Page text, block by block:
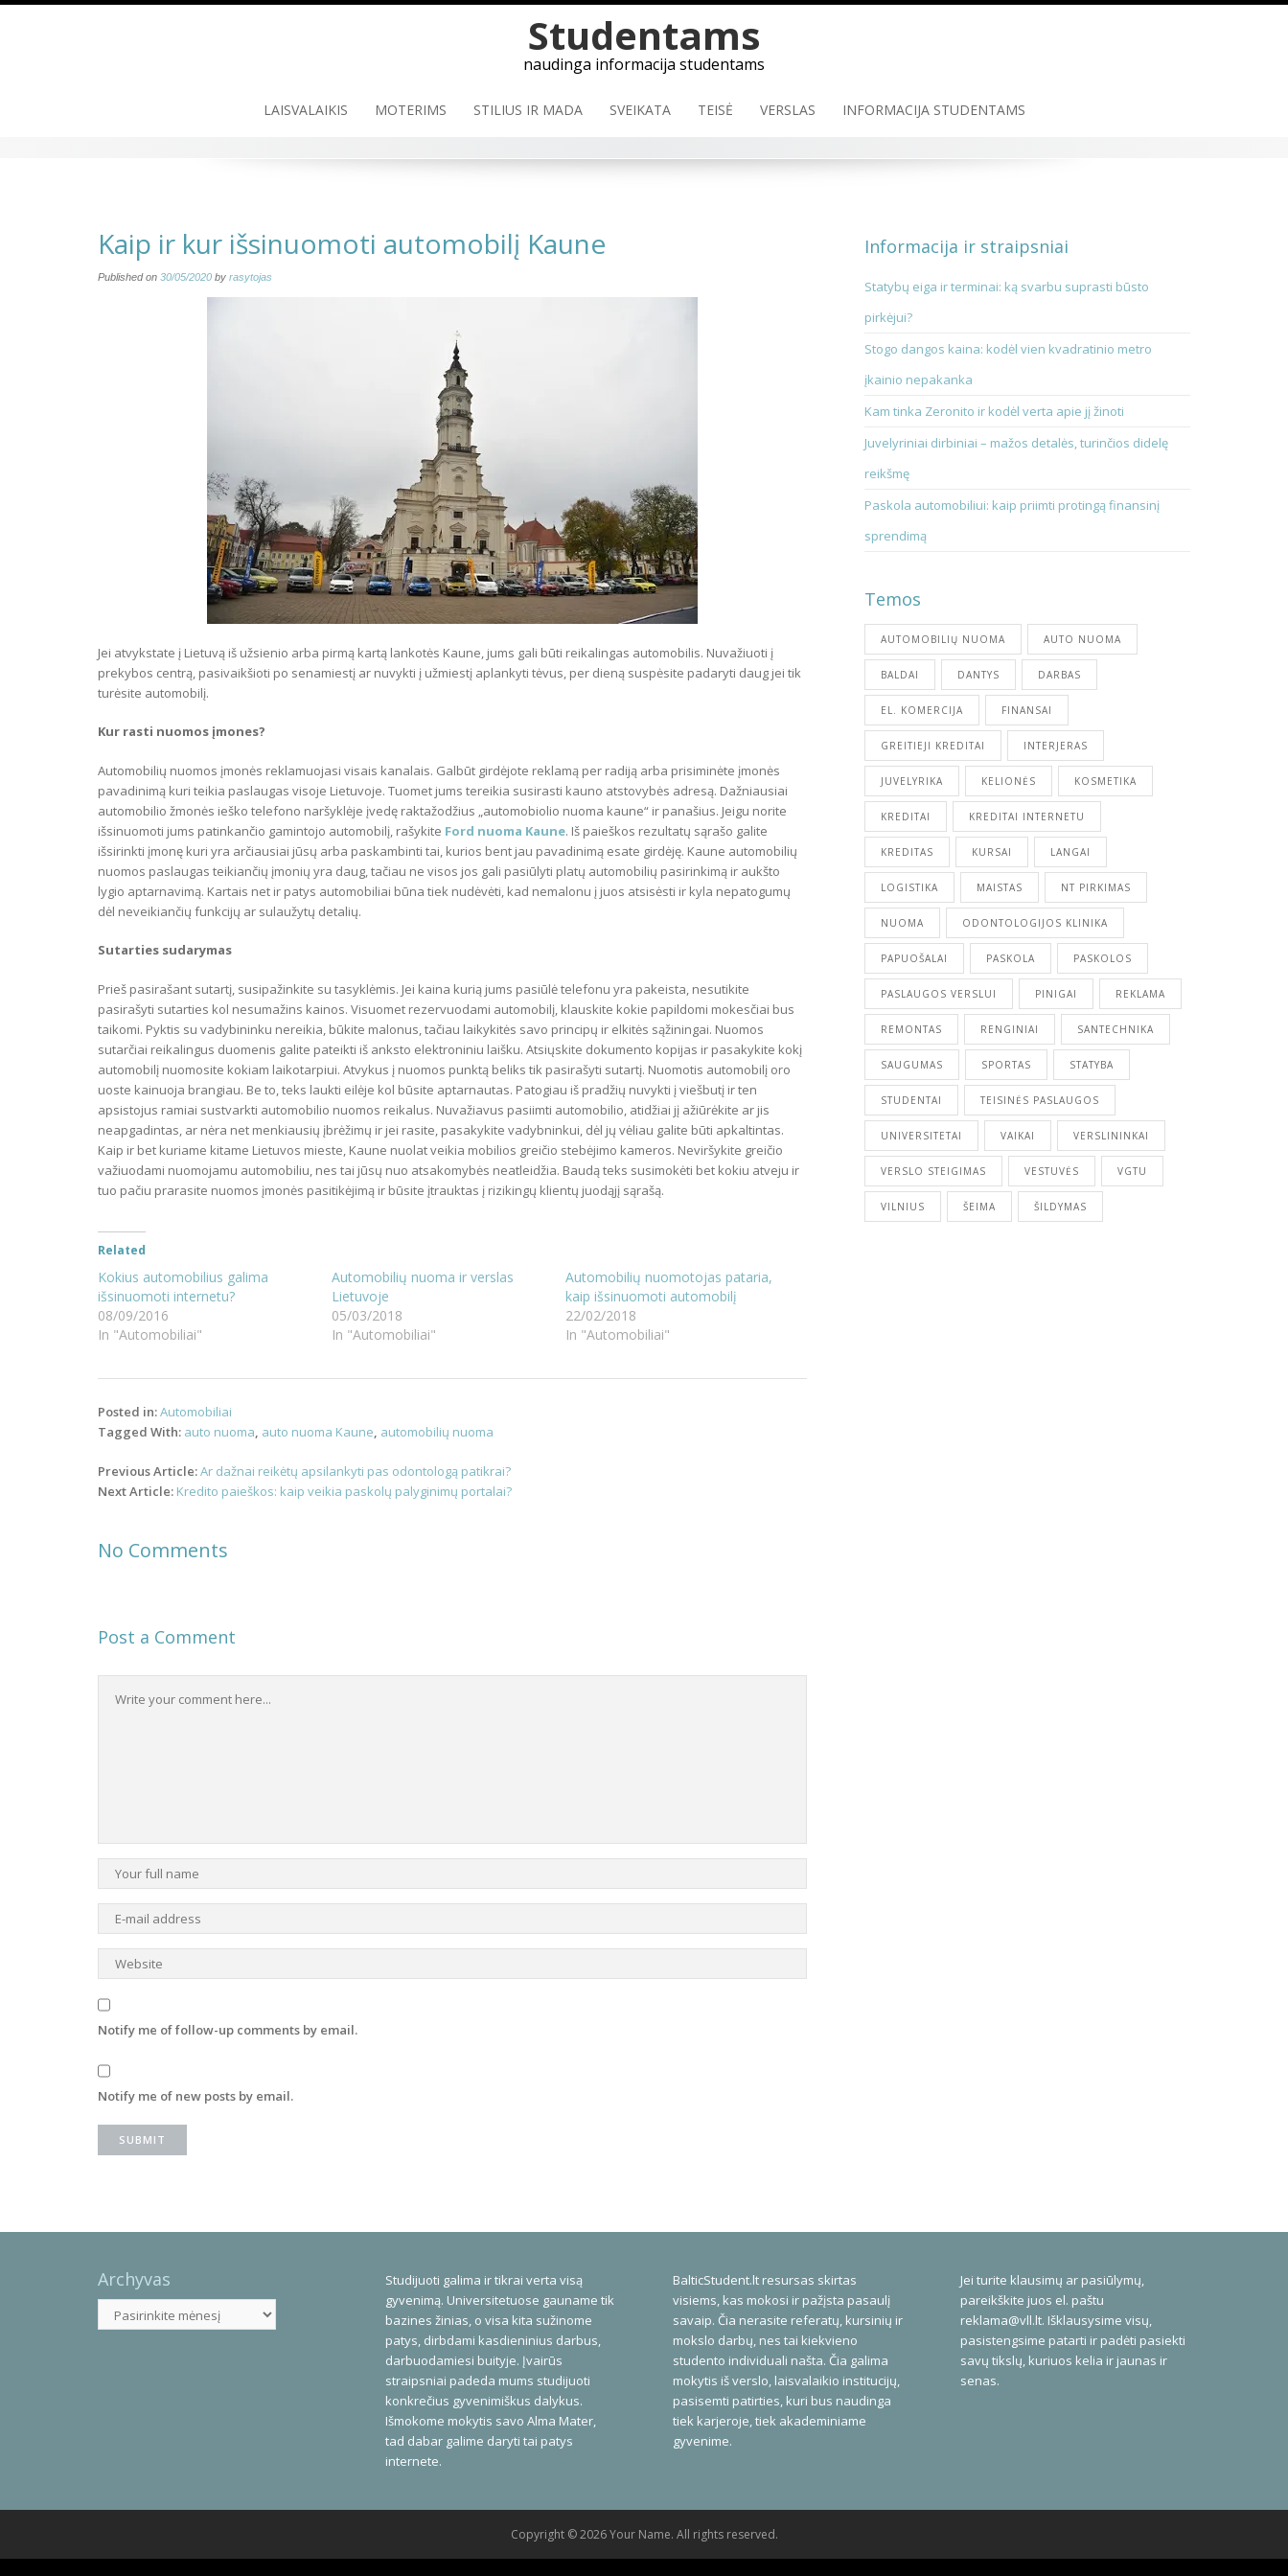
Studentams
naudinga informacija studentams
LAISVALAIKIS MOTERIMS STILIUS IR MADA SVEIKATA TEISĖ VERSLAS INFORMACIJA STUDENTAMS
Kaip ir kur išsinuomoti automobilį Kaune
Published on 30/05/2020 by rasytojas
Jei atvykstate į Lietuvą iš užsienio arba pirmą kartą lankotės Kaune, jums gali būti reikalingas automobilis. Nuvažiuoti į
prekybos centrą, pasivaikšioti po senamiestį ar nuvykti į užmiestį aplankyti tėvus, per dieną suspėsite padaryti daug jei tik
turėsite automobilį.
Kur rasti nuomos įmones?
Automobilių nuomos įmonės reklamuojasi visais kanalais. Galbūt girdėjote reklamą per radiją arba prisiminėte įmonės
pavadinimą kuri teikia paslaugas visoje Lietuvoje. Tuomet jums tereikia susirasti kauno atstovybės adresą. Dažniausiai
automobilio žmonės ieško telefono naršyklėje įvedę raktažodžius „automobiolio nuoma kaune“ ir panašius. Jeigu norite
išsinuomoti jums patinkančio gamintojo automobilį, rašykite Ford nuoma Kaune. Iš paieškos rezultatų sąrašo galite
išsirinkti įmonę kuri yra arčiausiai jūsų arba paskambinti tai, kurios bent jau pavadinimą esate girdėję. Kaune automobilių
nuomos paslaugas teikiančių įmonių yra daug, tačiau ne visos jos gali pasiūlyti platų automobilių pasirinkimą ir aukšto
lygio aptarnavimą. Kartais net ir patys automobiliai būna tiek nudėvėti, kad nemalonu į juos atsisėsti ir kyla nepatogumų
dėl neveikiančių funkcijų ar sulaužytų detalių.
Sutarties sudarymas
Prieš pasirašant sutartį, susipažinkite su tasyklėmis. Jei kaina kurią jums pasiūlė telefonu yra pakeista, nesutikite
pasirašyti sutarties kol nesumažins kainos. Visuomet rezervuodami automobilį, klauskite kokie papildomi mokesčiai bus
taikomi. Pyktis su vadybininku nereikia, būkite malonus, tačiau laikykitės savo principų ir elkitės sąžiningai. Nuomos
sutarčiai reikalingus duomenis galite pateikti iš anksto elektroniniu laišku. Atsiųskite dokumento kopijas ir pasakykite kokį
automobilį nuomosite kokiam laikotarpiui. Atvykus į nuomos punktą beliks tik pasirašyti sutartį. Nuomotis automobilį oro
uoste kainuoja brangiau. Be to, teks laukti eilėje kol būsite aptarnautas. Patogiau iš pradžių nuvykti į viešbutį ir ten
apsistojus ramiai sustvarkti automobilio nuomos reikalus. Nuvažiavus pasiimti automobilio, atidžiai jį ažiūrėkite ar jis
neapgadintas, ar nėra net menkiausių įbrėžimų ir jei rasite, pasakykite vadybninkui, dėl jų vėliau galite būti apkaltintas.
Kaip ir bet kuriame kitame Lietuvos mieste, Kaune nuolat veikia mobilios greičio stebėjimo kameros. Neviršykite greičio
važiuodami nuomojamu automobiliu, nes tai jūsų nuo atsakomybės neatleidžia. Baudą teks susimokėti bet kokiu atveju ir
tuo pačiu prarasite nuomos įmonės pasitikėjimą ir būsite įtrauktas į rizikingų klientų juodąjį sąrašą.
Related
Kokius automobilius galima
išsinuomoti internetu?
08/09/2016
In "Automobiliai"
Automobilių nuoma ir verslas
Lietuvoje
05/03/2018
In "Automobiliai"
Automobilių nuomotojas pataria,
kaip išsinuomoti automobilį
22/02/2018
In "Automobiliai"
Posted in:Automobiliai
Tagged With: auto nuoma, auto nuoma Kaune, automobilių nuoma
Post
navigation
Previous Article:Ar dažnai reikėtų apsilankyti pas odontologą patikrai?
Next Article: Kredito paieškos: kaip veikia paskolų palyginimų portalai?
No Comments
Post a Comment
Notify me of follow-up comments by email.
Notify me of new posts by email.
Informacija ir straipsniai
Statybų eiga ir terminai: ką svarbu suprasti būsto
pirkėjui?
Stogo dangos kaina: kodėl vien kvadratinio metro
įkainio nepakanka
Kam tinka Zeronito ir kodėl verta apie jį žinoti
Juvelyriniai dirbiniai – mažos detalės, turinčios didelę
reikšmę
Paskola automobiliui: kaip priimti protingą finansinį
sprendimą
Temos
AUTOMOBILIŲ NUOMA AUTO NUOMA
BALDAI DANTYS DARBAS
EL. KOMERCIJA FINANSAI
GREITIEJI KREDITAI INTERJERAS
JUVELYRIKA KELIONĖS KOSMETIKA
KREDITAI KREDITAI INTERNETU
KREDITAS KURSAI LANGAI
LOGISTIKA MAISTAS NT PIRKIMAS
NUOMA ODONTOLOGIJOS KLINIKA
PAPUOŠALAI PASKOLA PASKOLOS
PASLAUGOS VERSLUI PINIGAI REKLAMA
REMONTAS RENGINIAI SANTECHNIKA
SAUGUMAS SPORTAS STATYBA
STUDENTAI TEISINĖS PASLAUGOS
UNIVERSITETAI VAIKAI VERSLININKAI
VERSLO STEIGIMAS VESTUVĖS VGTU
VILNIUS ŠEIMA ŠILDYMAS
Archyvas
Archyvas
Studijuoti galima ir tikrai verta visą
gyvenimą. Universitetuose gauname tik
bazines žinias, o visa kita sužinome
patys, dirbdami kasdieninius darbus,
darbuodamiesi buityje. Įvairūs
straipsniai padeda mums studijuoti
konkrečius gyvenimiškus dalykus.
Išmokome mokytis savo Alma Mater,
tad dabar galime daryti tai patys
internete.
BalticStudent.lt resursas skirtas
visiems, kas mokosi ir pažįsta pasaulį
savaip. Čia nerasite referatų, kursinių ir
mokslo darbų, nes tai kiekvieno
studento individuali našta. Čia galima
mokytis iš verslo, laisvalaikio institucijų,
pasisemti patirties, kuri bus naudinga
tiek karjeroje, tiek akademiniame
gyvenime.
Jei turite klausimų ar pasiūlymų,
pareikškite juos el. paštu
reklama@vll.lt. Išklausysime visų,
pasistengsime patarti ir padėti pasiekti
savų tikslų, kuriuos kelia ir jaunas ir
senas.
Copyright © 2026 Your Name. All rights reserved.